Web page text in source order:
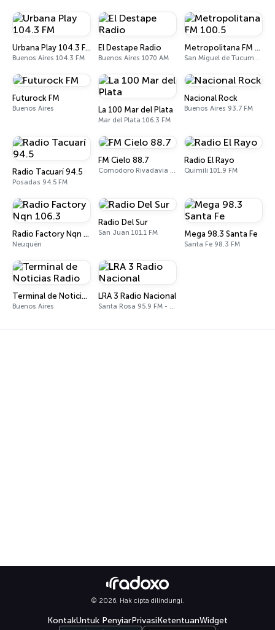
Urbana Play 104.3 FM
Buenos Aires 104.3 FM
El Destape Radio
Buenos Aires 1070 AM
Metropolitana FM 100.5
San Miguel de Tucumán 100.5 FM
Futurock FM
Buenos Aires La 100 Mar del Plata
Mar del Plata 106.3 FM
Nacional Rock
Buenos Aires 93.7 FM
Radio Tacuarí 94.5
Posadas 94.5 FM
FM Cielo 88.7
Comodoro Rivadavia 88.7 FM
Radio El Rayo
Quimilí 101.9 FM
Radio Factory Nqn 106.3
Neuquén
Radio Del Sur
San Juan 101.1 FM Mega 98.3 Santa Fe
Santa Fe 98.3 FM
Terminal de Noticias Radio
Buenos Aires
LRA 3 Radio Nacional
Santa Rosa 95.9 FM - 730 AM
© 2026. Hak cipta dilindungi.
KontakUntuk PenyiarPrivasiKetentuanWidget